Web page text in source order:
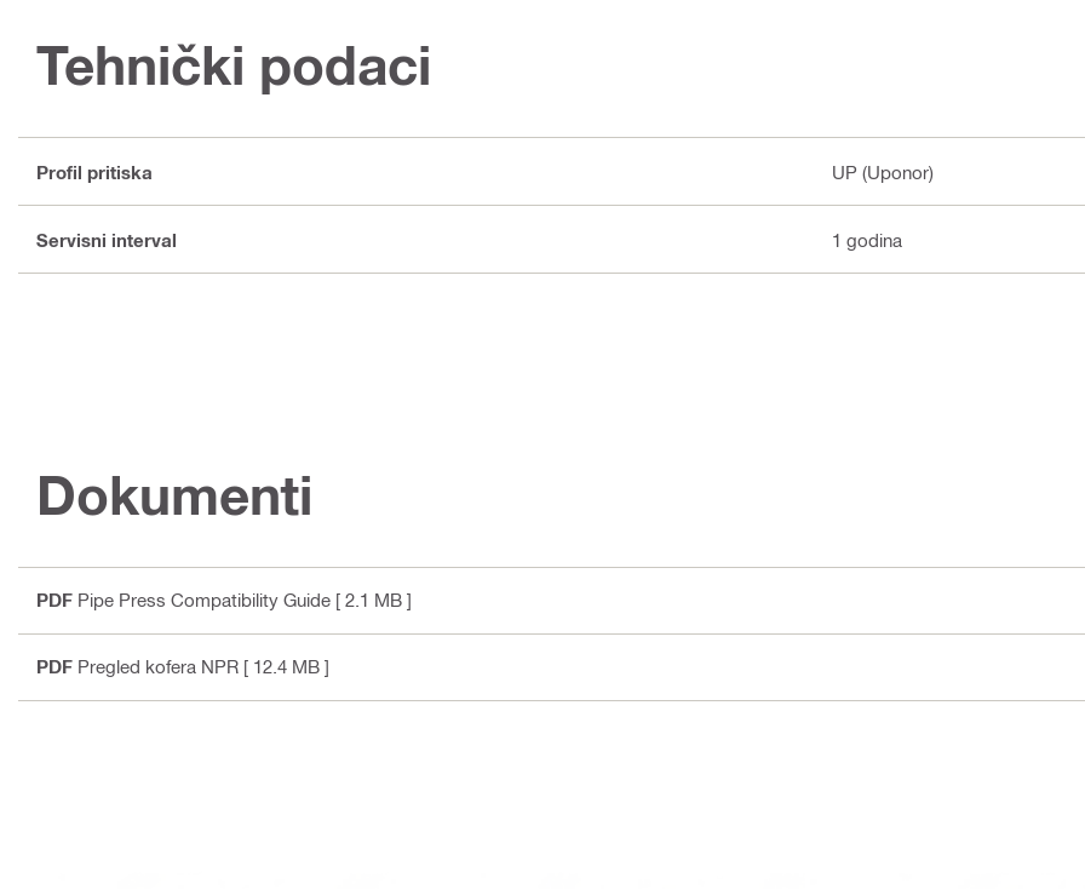
Tehnički podaci
Profil pritiska UP (Uponor)
Servisni interval 1 godina
Dokumenti
PDF Pipe Press Compatibility Guide [ 2.1 MB ]
PDF Pregled kofera NPR [ 12.4 MB ]